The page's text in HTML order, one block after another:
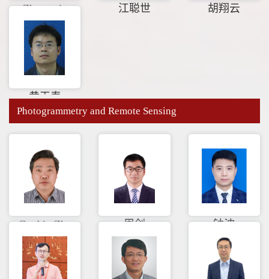
Zhengmin
Kong
江聪世 胡翔云
黄玉春
Photogrammetry and Remote Sensing
Guobin Zhu 周剑 钟波